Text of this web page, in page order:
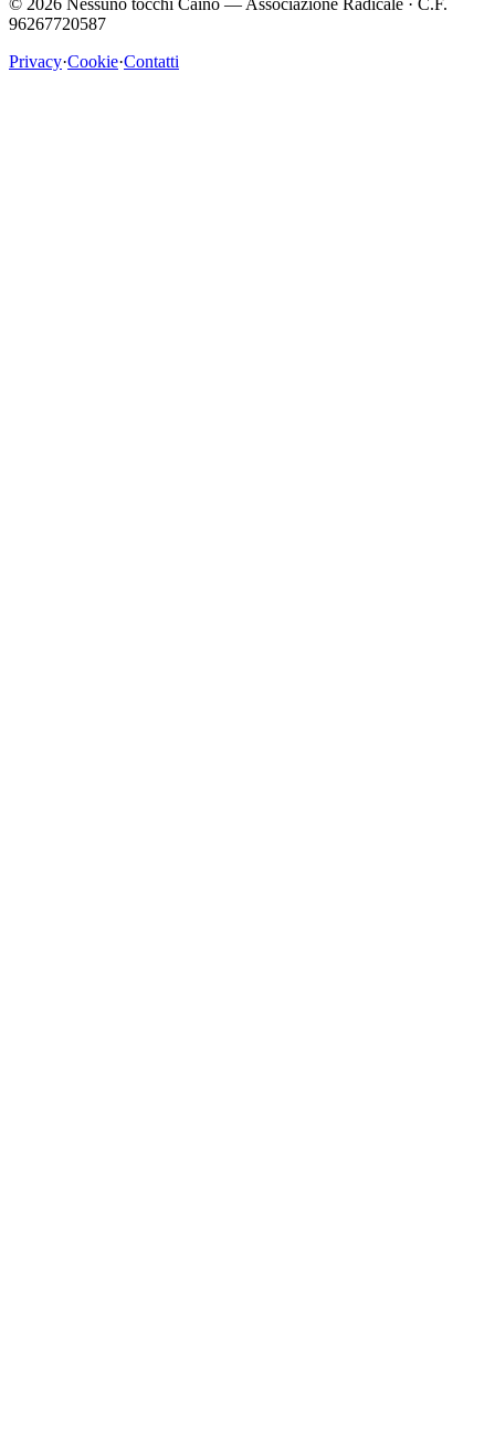
© 2026 Nessuno tocchi Caino — Associazione Radicale · C.F.
96267720587
Privacy·Cookie·Contatti